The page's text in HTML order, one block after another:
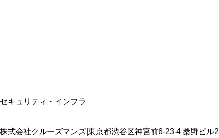
セキュリティ・インフラ
株式会社クルーズマンズ 東京都渋谷区神宮前6-23-4 桑野ビル2